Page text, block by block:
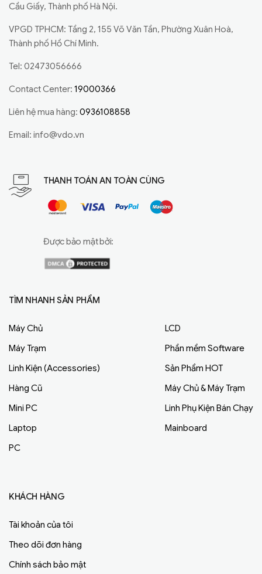
Cầu Giấy, Thành phố Hà Nội.
VPGD TPHCM: Tầng 2, 155 Võ Văn Tần, Phường Xuân Hoà,
Thành phố Hồ Chí Minh.
Tel: 02473056666
Contact Center: 19000366
Liên hệ mua hàng: 0936108858
Email: info@vdo.vn
THANH TOÁN AN TOÀN CÙNG
Được bảo mật bởi:
TÌM NHANH SẢN PHẨM
Máy Chủ
Máy Trạm
Linh Kiện (Accessories)
Hàng Cũ
Mini PC
Laptop
PC
LCD
Phần mềm Software
Sản Phẩm HOT
Máy Chủ & Máy Trạm
Linh Phụ Kiện Bán Chạy
Mainboard
KHÁCH HÀNG
Tài khoản của tôi
Theo dõi đơn hàng
Chính sách bảo mật